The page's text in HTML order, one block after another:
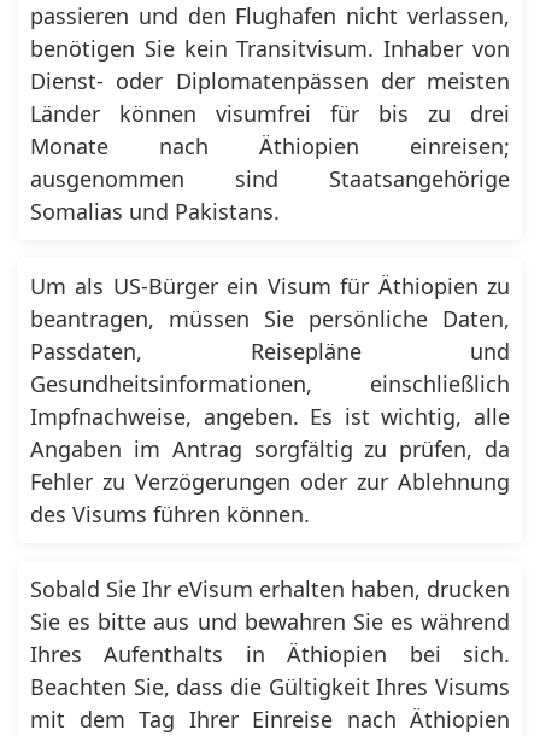
passieren und den Flughafen nicht verlassen,
benötigen Sie kein Transitvisum. Inhaber von
Dienst- oder Diplomatenpässen der meisten
Länder können visumfrei für bis zu drei
Monate nach Äthiopien einreisen;
ausgenommen sind Staatsangehörige
Somalias und Pakistans.
Um als US-Bürger ein Visum für Äthiopien zu
beantragen, müssen Sie persönliche Daten,
Passdaten, Reisepläne und
Gesundheitsinformationen, einschließlich
Impfnachweise, angeben. Es ist wichtig, alle
Angaben im Antrag sorgfältig zu prüfen, da
Fehler zu Verzögerungen oder zur Ablehnung
des Visums führen können.
Sobald Sie Ihr eVisum erhalten haben, drucken
Sie es bitte aus und bewahren Sie es während
Ihres Aufenthalts in Äthiopien bei sich.
Beachten Sie, dass die Gültigkeit Ihres Visums
mit dem Tag Ihrer Einreise nach Äthiopien